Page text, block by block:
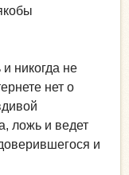
никогда не
нет о
ложь и ведет
и